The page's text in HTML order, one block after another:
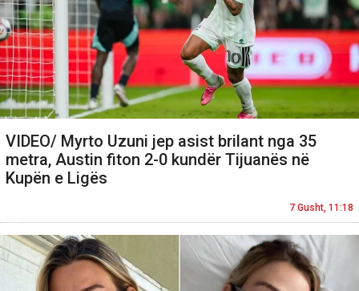
VIDEO/ Myrto Uzuni jep asist brilant nga 35
metra, Austin fiton 2-0 kundër Tijuanës në
Kupën e Ligës
7 Gusht, 11:18